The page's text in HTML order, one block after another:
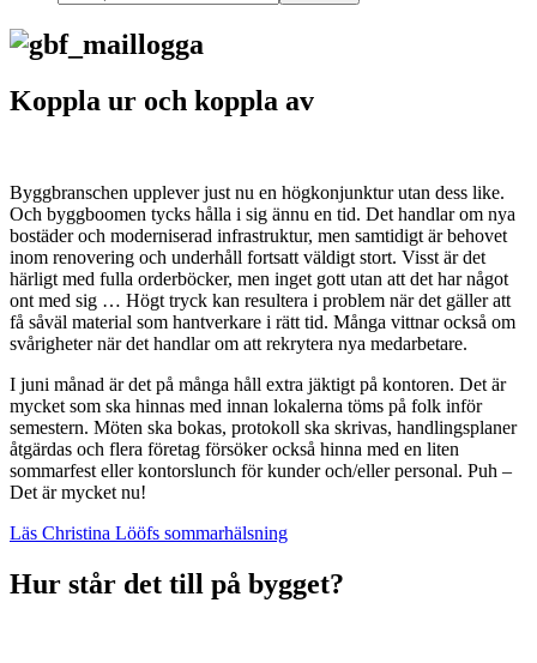
Koppla ur och koppla av
Byggbranschen upplever just nu en högkonjunktur utan dess like.
Och byggboomen tycks hålla i sig ännu en tid. Det handlar om nya
bostäder och moderniserad infrastruktur, men samtidigt är behovet
inom renovering och underhåll fortsatt väldigt stort. Visst är det
härligt med fulla orderböcker, men inget gott utan att det har något
ont med sig … Högt tryck kan resultera i problem när det gäller att
få såväl material som hantverkare i rätt tid. Många vittnar också om
svårigheter när det handlar om att rekrytera nya medarbetare.
I juni månad är det på många håll extra jäktigt på kontoren. Det är
mycket som ska hinnas med innan lokalerna töms på folk inför
semestern. Möten ska bokas, protokoll ska skrivas, handlingsplaner
åtgärdas och flera företag försöker också hinna med en liten
sommarfest eller kontorslunch för kunder och/eller personal. Puh –
Det är mycket nu!
Läs Christina Lööfs sommarhälsning
Hur står det till på bygget?